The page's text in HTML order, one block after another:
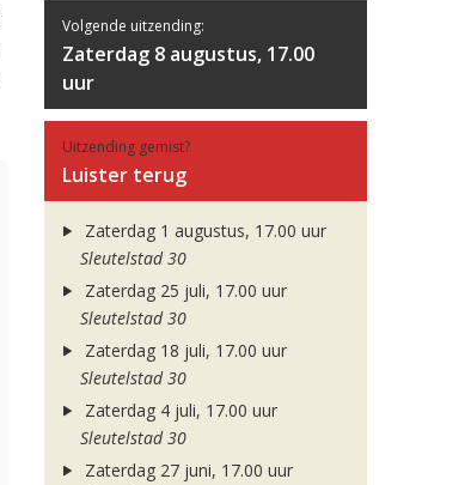
Volgende uitzending:
Zaterdag 8 augustus, 17.00
uur
Uitzending gemist?
Luister terug
Zaterdag 1 augustus, 17.00 uur
Sleutelstad 30
Zaterdag 25 juli, 17.00 uur
Sleutelstad 30
Zaterdag 18 juli, 17.00 uur
Sleutelstad 30
Zaterdag 4 juli, 17.00 uur
Sleutelstad 30
Zaterdag 27 juni, 17.00 uur